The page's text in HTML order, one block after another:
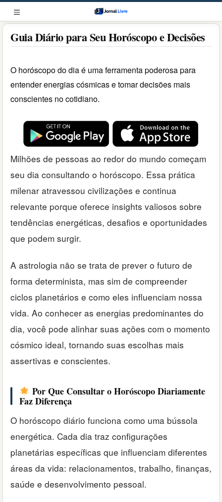
Pular
para
o
conteúdo
MENU
Guia Diário para Seu Horóscopo e Decisões
O horóscopo do dia é uma ferramenta poderosa para
entender energias cósmicas e tomar decisões mais
conscientes no cotidiano.
Milhões de pessoas ao redor do mundo começam
seu dia consultando o horóscopo. Essa prática
milenar atravessou civilizações e continua
relevante porque oferece insights valiosos sobre
tendências energéticas, desafios e oportunidades
que podem surgir.
A astrologia não se trata de prever o futuro de
forma determinista, mas sim de compreender
ciclos planetários e como eles influenciam nossa
vida. Ao conhecer as energias predominantes do
dia, você pode alinhar suas ações com o momento
cósmico ideal, tornando suas escolhas mais
assertivas e conscientes.
Por Que Consultar o Horóscopo Diariamente
Faz Diferença
O horóscopo diário funciona como uma bússola
energética. Cada dia traz configurações
planetárias específicas que influenciam diferentes
áreas da vida: relacionamentos, trabalho, finanças,
saúde e desenvolvimento pessoal.